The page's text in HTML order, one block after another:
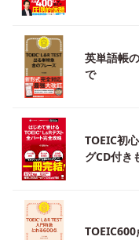
英単語帳
で
TOEIC初
グCD付き